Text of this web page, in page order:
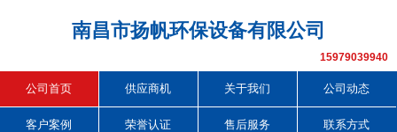
南昌市扬帆环保设备有限公司
15979039940
公司首页 供应商机 关于我们 公司动态
客户案例 荣誉认证 售后服务 联系方式